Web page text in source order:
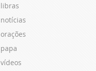
libras
notícias
orações
papa
vídeos